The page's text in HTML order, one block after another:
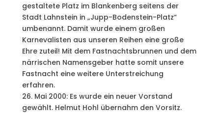
gestaltete Platz im Blankenberg seitens der
Stadt Lahnstein in „Jupp-Bodenstein-Platz“
umbenannt. Damit wurde einem großen
Karnevalisten aus unseren Reihen eine große
Ehre zuteil! Mit dem Fastnachtsbrunnen und dem
närrischen Namensgeber hatte somit unsere
Fastnacht eine weitere Unterstreichung
erfahren.
26. Mai 2000: Es wurde ein neuer Vorstand
gewählt. Helmut Hohl übernahm den Vorsitz.